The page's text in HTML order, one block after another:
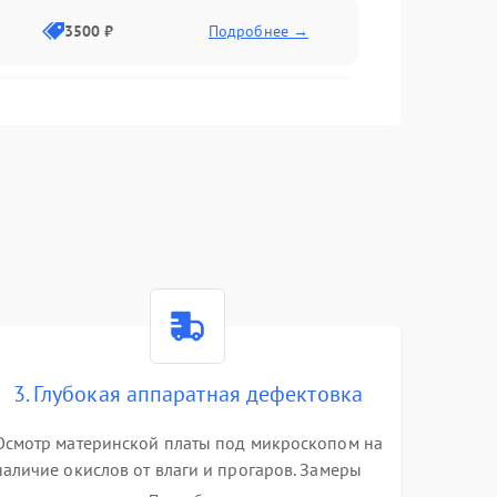
3500 ₽ Подробнее →
3000 ₽ Подробнее →
3. Глубокая аппаратная дефектовка
материнской платы под микроскопом на
окислов от влаги и прогаров. Замеры